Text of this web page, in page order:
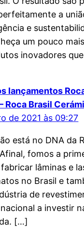
a
e
um pouco
inovadores
lançamentos
Roca Brasil
de 2021 às 09:27
está no DNA da
fomos a
lâminas e
no Brasil e
de
a investir
[…]